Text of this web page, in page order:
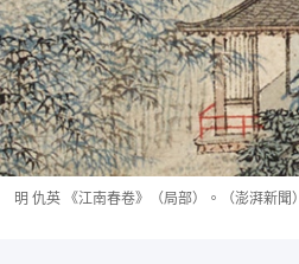
明 仇英 《江南春卷》（局部）。（澎湃新聞）